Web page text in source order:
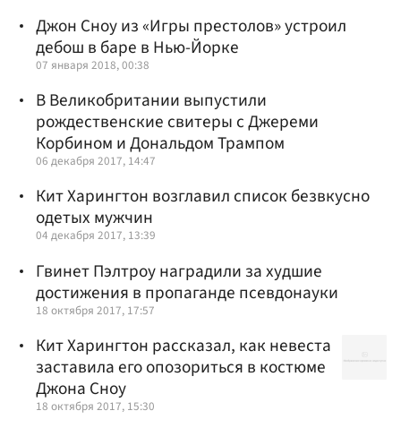
Джон Сноу из «Игры престолов» устроил
дебош в баре в Нью-Йорке
07 января 2018, 00:38
В Великобритании выпустили
рождественские свитеры с Джереми
Корбином и Дональдом Трампом
06 декабря 2017, 14:47
Кит Харингтон возглавил список безвкусно
одетых мужчин
04 декабря 2017, 13:39
Гвинет Пэлтроу наградили за худшие
достижения в пропаганде псевдонауки
18 октября 2017, 17:57
Кит Харингтон рассказал, как невеста
заставила его опозориться в костюме
Джона Сноу
18 октября 2017, 15:30